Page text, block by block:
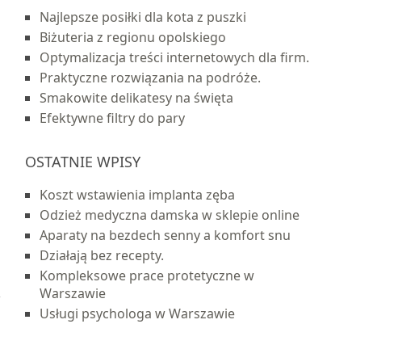
Najlepsze posiłki dla kota z puszki
Biżuteria z regionu opolskiego
Optymalizacja treści internetowych dla firm.
Praktyczne rozwiązania na podróże.
Smakowite delikatesy na święta
Efektywne filtry do pary
OSTATNIE WPISY
Koszt wstawienia implanta zęba
Odzież medyczna damska w sklepie online
Aparaty na bezdech senny a komfort snu
Działają bez recepty.
Kompleksowe prace protetyczne w
Warszawie
Usługi psychologa w Warszawie